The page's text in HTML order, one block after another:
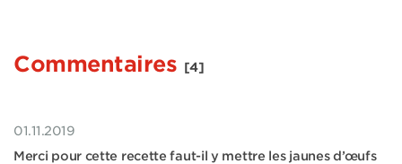
Commentaires [4]
01.11.2019
Merci pour cette recette faut-il y mettre les jaunes d’œufs